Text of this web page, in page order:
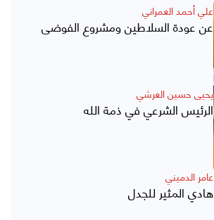
علي أحمد العمراني
عن عودة السلاطين ومشروع الفوضى
يحيى حسين العرشي
الرئيس الشرعي في ذمة الله
عامر الدميني
هادي المثير للجدل